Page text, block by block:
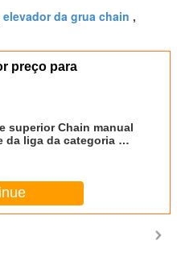
elevador da grua chain ,
preço para
superior Chain manual
da liga da categoria do